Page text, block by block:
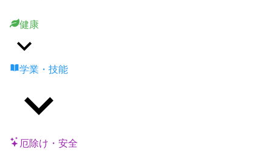
健康
学業・技能
厄除け・安全